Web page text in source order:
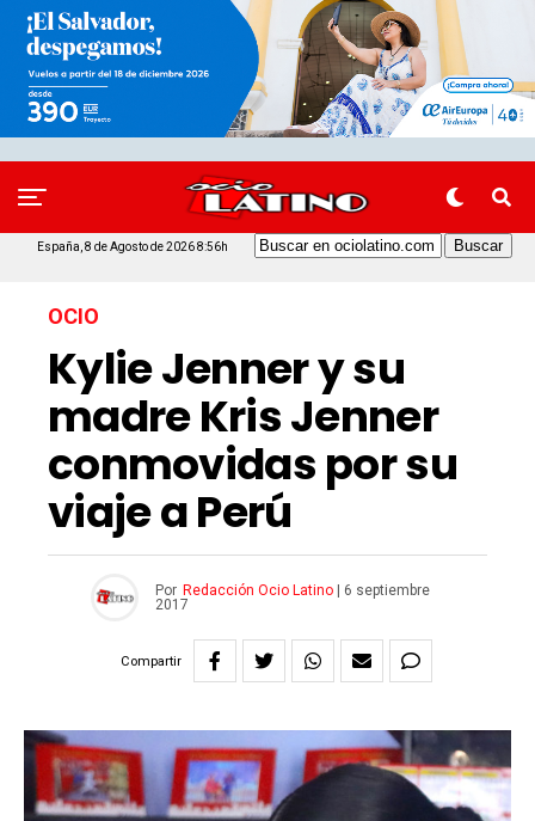
España, 8 de Agosto de 2026 8:56h
OCIO
Kylie Jenner y su
madre Kris Jenner
conmovidas por su
viaje a Perú
Por Redacción Ocio Latino|
6 septiembre
2017
Compartir